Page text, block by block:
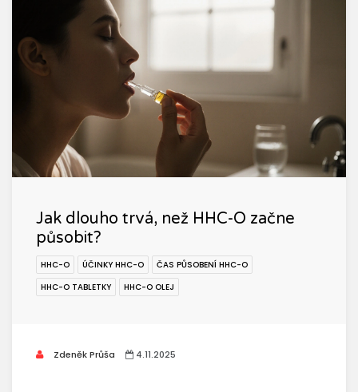
Jak dlouho trvá, než HHC-O začne
působit?
HHC-O ÚČINKY HHC-O
ČAS PŮSOBENÍ HHC-O
HHC-O TABLETKY
HHC-O OLEJ
Zdeněk Průša 4.11.2025